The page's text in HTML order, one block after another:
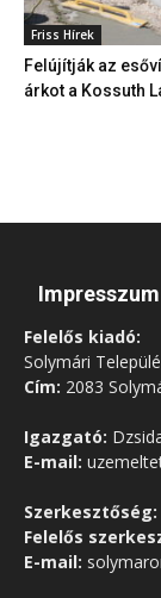
Friss Hírek
Felújítják az
árkot a Kossuth
Impresszum
Felelős kiadó:
Solymári
Cím: 2083
Igazgató:
E-mail:
Szerkesztőség:
Felelős
E-mail: